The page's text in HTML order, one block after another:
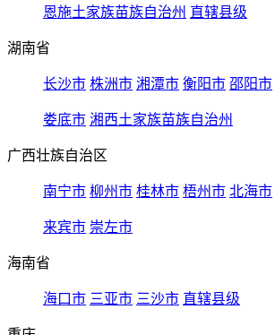
恩施土家族苗族自治州 直辖县级
湖南省
长沙市 株洲市 湘潭市 衡阳市 邵阳市
娄底市 湘西土家族苗族自治州
广西壮族自治区
南宁市 柳州市 桂林市 梧州市 北海市
来宾市 崇左市
海南省
海口市 三亚市 三沙市 直辖县级